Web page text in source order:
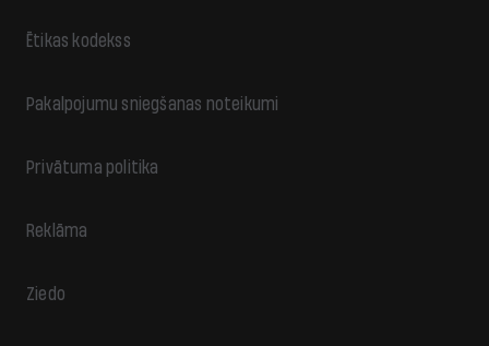
Ētikas kodekss
Pakalpojumu sniegšanas noteikumi
Privātuma politika
Reklāma
Ziedo